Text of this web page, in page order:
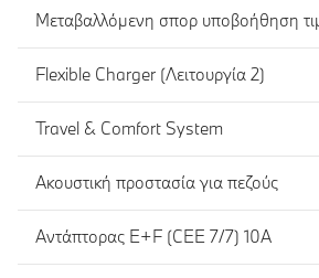
Μεταβαλλόμενη σπορ υποβοήθηση
Flexible Charger (Λειτουργία 2)
Travel & Comfort System
Ακουστική προστασία για πεζούς
Αντάπτορας E+F (CEE 7/7) 10A